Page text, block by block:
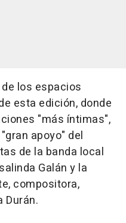
los espacios
esta edición, donde
"más íntimas",
apoyo" del
de la banda local
Galán y la
compositora,
Durán.